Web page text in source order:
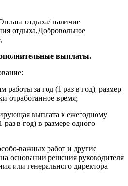
отдыха/ наличие
отдыха,Добровольное
выплаты.
работы за год (1 раз в год), размер
отработанное время;
выплата к ежегодному
в год) в размере одного
важных работ и другие
основании решения руководителя
или генерального директора